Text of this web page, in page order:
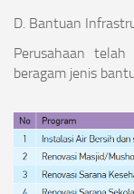
D. Bantuan
Perusahaan
beragam jenis